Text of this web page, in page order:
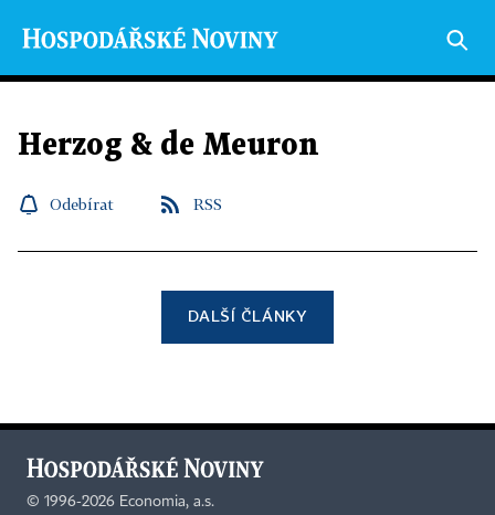
Herzog & de Meuron
Odebírat RSS
DALŠÍ ČLÁNKY
© 1996-2026 Economia, a.s.